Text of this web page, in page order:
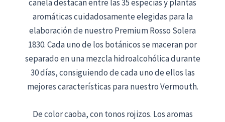
canela destacan entre las 35 especias y plantas
aromáticas cuidadosamente elegidas para la
elaboración de nuestro Premium Rosso Solera
1830. Cada uno de los botánicos se maceran por
separado en una mezcla hidroalcohólica durante
30 días, consiguiendo de cada uno de ellos las
mejores características para nuestro Vermouth.
De color caoba, con tonos rojizos. Los aromas